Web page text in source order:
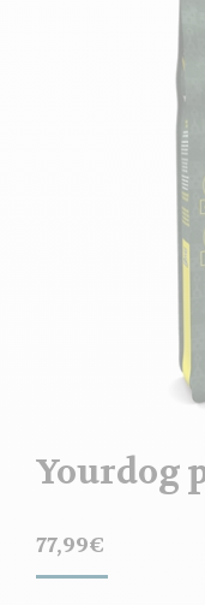
Yourdog
77,99€